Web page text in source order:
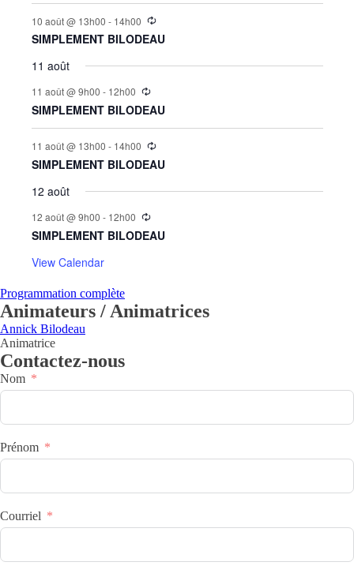
10 août @ 13h00 - 14h00
SIMPLEMENT BILODEAU
11 août
11 août @ 9h00 - 12h00
SIMPLEMENT BILODEAU
11 août @ 13h00 - 14h00
SIMPLEMENT BILODEAU
12 août
12 août @ 9h00 - 12h00
SIMPLEMENT BILODEAU
View Calendar
Programmation complète
Animateurs / Animatrices
Annick Bilodeau
Animatrice
Contactez-nous
Nom
Prénom
Courriel